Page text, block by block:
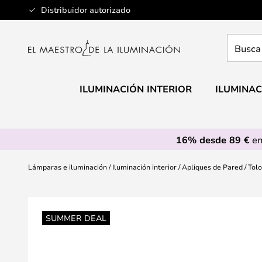
Distribuidor autorizado
Ir
al
aquí
ILUMINACIÓN INTERIOR
16% desde 89 €
Lámparas e iluminación Iluminación interior Apliques de Pared
SUMMER DEAL